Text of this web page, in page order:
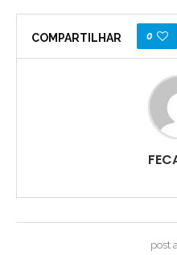
COMPARTILHAR 0
post